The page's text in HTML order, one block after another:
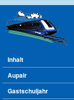
Hauptmenü
Inhalt
Aupair
Gastschuljahr